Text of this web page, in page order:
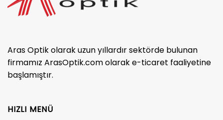
Aras Optik olarak uzun yıllardır sektörde bulunan
firmamız ArasOptik.com olarak e-ticaret faaliyetine
başlamıştır.
HIZLI MENÜ